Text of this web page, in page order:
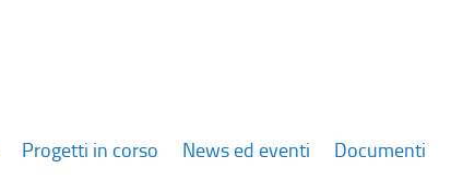
Progetti in corso News ed eventi Documenti